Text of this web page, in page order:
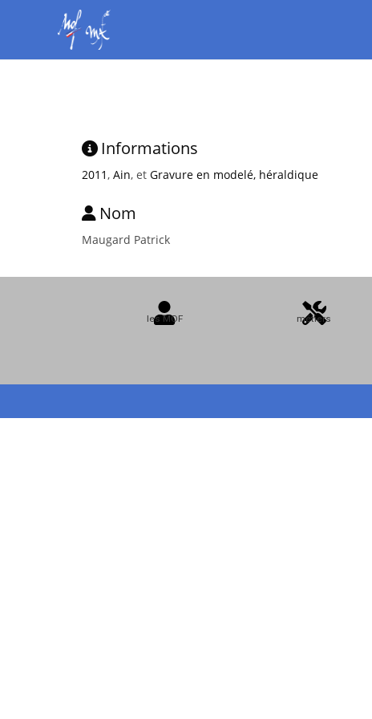
Informations
2011, Ain, et Gravure en modelé, héraldique
Nom
Maugard Patrick
les MOF métiers